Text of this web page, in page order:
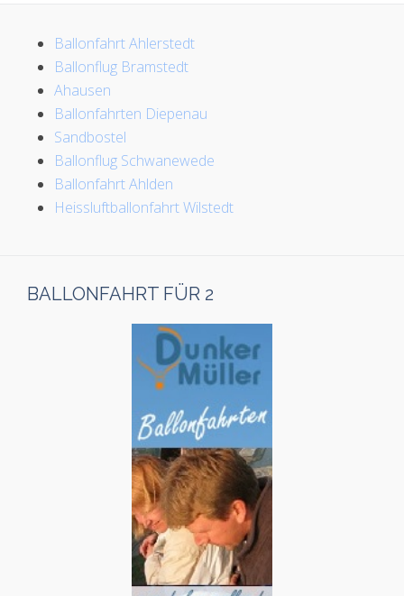
Ballonfahrt Ahlerstedt
Ballonflug Bramstedt
Ahausen
Ballonfahrten Diepenau
Sandbostel
Ballonflug Schwanewede
Ballonfahrt Ahlden
Heissluftballonfahrt Wilstedt
BALLONFAHRT FÜR 2